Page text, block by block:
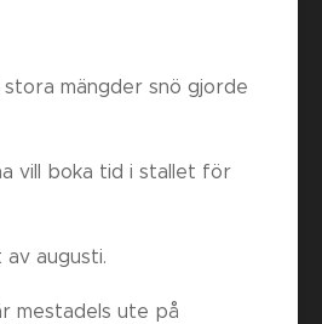
mängder snö gjorde
vill boka tid i stallet för
augusti.
mestadels ute på